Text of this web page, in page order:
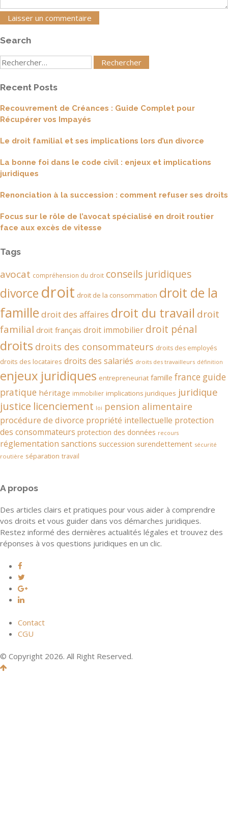
Search
Rechercher
Recent Posts
Recouvrement de Créances : Guide Complet pour
Récupérer vos Impayés
Le droit familial et ses implications lors d’un divorce
La bonne foi dans le code civil : enjeux et implications
juridiques
Renonciation à la succession : comment refuser ses droits
Focus sur le rôle de l’avocat spécialisé en droit routier
face aux excès de vitesse
Tags
avocat compréhension du droit conseils juridiques
divorce droit droit de la consommation droit de la
famille droit des affaires droit du travail droit
familial droit français droit immobilier droit pénal
droits droits des consommateurs droits des employés
droits des locataires droits des salariés droits des travailleurs définition
enjeux juridiques entrepreneuriat famille france guide
pratique héritage immobilier implications juridiques juridique
justice licenciement loi pension alimentaire
procédure de divorce propriété intellectuelle protection
des consommateurs protection des données recours
réglementation sanctions succession surendettement sécurité
routière séparation travail
A propos
Des articles clairs et pratiques pour vous aider à comprendre
vos droits et vous guider dans vos démarches juridiques.
Restez informé des dernières actualités légales et trouvez des
réponses à vos questions juridiques en un clic.
Contact
CGU
© Copyright 2026. All Right Reserved.